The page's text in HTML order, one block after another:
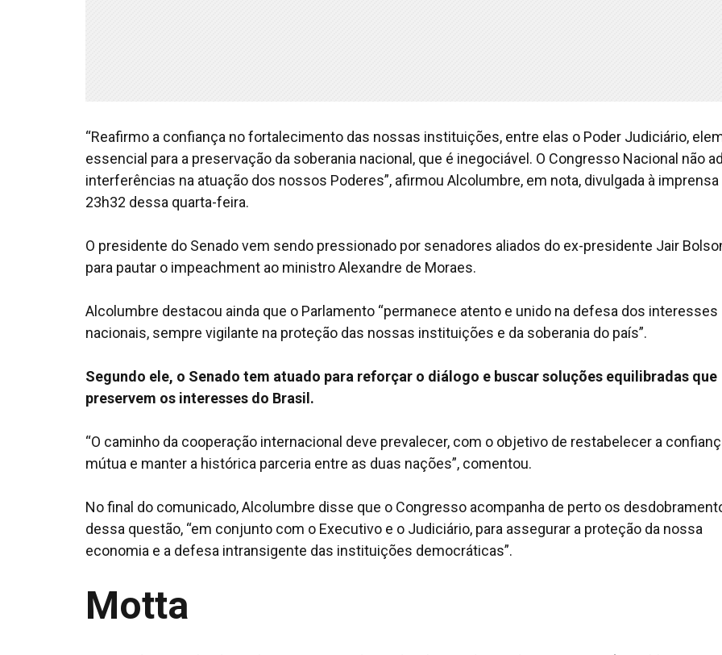
“Reafirmo a confiança no fortalecimento das nossas instituições, entre elas o Poder Judiciário,
essencial para a preservação da soberania nacional, que é inegociável. O Congresso Nacional não
interferências na atuação dos nossos Poderes”, afirmou Alcolumbre, em nota, divulgada à imprensa
23h32 dessa quarta-feira.
O presidente do Senado vem sendo pressionado por senadores aliados do ex-presidente Jair
para pautar o impeachment ao ministro Alexandre de Moraes.
Alcolumbre destacou ainda que o Parlamento “permanece atento e unido na defesa dos interesses
nacionais, sempre vigilante na proteção das nossas instituições e da soberania do país”.
Segundo ele, o Senado tem atuado para reforçar o diálogo e buscar soluções equilibradas que
preservem os interesses do Brasil.
“O caminho da cooperação internacional deve prevalecer, com o objetivo de restabelecer a
mútua e manter a histórica parceria entre as duas nações”, comentou.
No final do comunicado, Alcolumbre disse que o Congresso acompanha de perto os
dessa questão, “em conjunto com o Executivo e o Judiciário, para assegurar a proteção da nossa
economia e a defesa intransigente das instituições democráticas”.
Motta